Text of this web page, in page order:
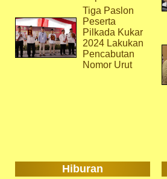
Tiga Paslon
Peserta
Pilkada Kukar
2024 Lakukan
Pencabutan
Nomor Urut
Hiburan